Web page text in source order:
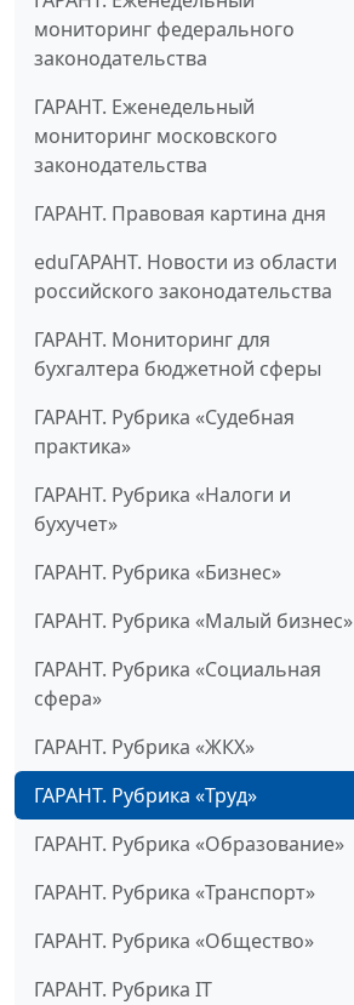
мониторинг федерального
законодательства
ГАРАНТ. Еженедельный
мониторинг московского
законодательства
ГАРАНТ. Правовая картина дня
eduГАРАНТ. Новости из области
российского законодательства
ГАРАНТ. Мониторинг для
бухгалтера бюджетной сферы
ГАРАНТ. Рубрика «Судебная
практика»
ГАРАНТ. Рубрика «Налоги и
бухучет»
ГАРАНТ. Рубрика «Бизнес»
ГАРАНТ. Рубрика «Малый бизнес»
ГАРАНТ. Рубрика «Социальная
сфера»
ГАРАНТ. Рубрика «ЖКХ»
ГАРАНТ. Рубрика «Труд»
ГАРАНТ. Рубрика «Образование»
ГАРАНТ. Рубрика «Транспорт»
ГАРАНТ. Рубрика «Общество»
ГАРАНТ. Рубрика IT